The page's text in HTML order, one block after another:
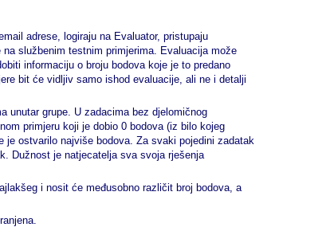
adrese, logiraju na Evaluator, pristupaju
službenim testnim primjerima. Evaluacija može
informaciju o broju bodova koje je to predano
bit će vidljiv samo ishod evaluacije, ali ne i detalji
unutar grupe. U zadacima bez djelomičnog
primjeru koji je dobio 0 bodova (iz bilo kojeg
ostvarilo najviše bodova. Za svaki pojedini zadatak
Dužnost je natjecatelja sva svoja rješenja
i nosit će međusobno različit broj bodova, a